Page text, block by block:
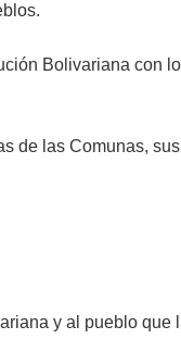
Bolivariana con
de las Comunas,
y al pueblo que